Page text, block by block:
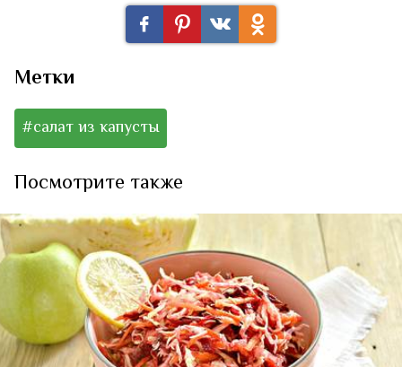
Метки
#салат из капусты
Посмотрите также